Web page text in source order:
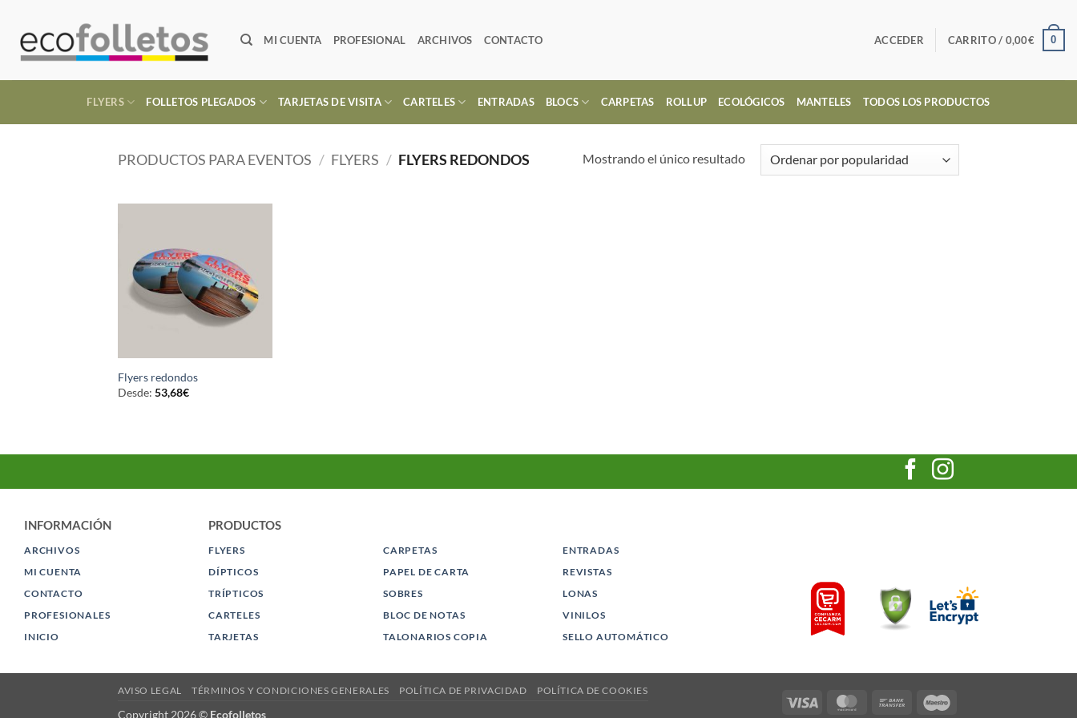
contenido
MI CUENTA PROFESIONAL ARCHIVOS CONTACTO ACCEDER CARRITO / 0,00€ 0
FLYERS FOLLETOS PLEGADOS TARJETAS DE VISITA CARTELES ENTRADAS BLOCS CARPETAS ROLLUP ECOLÓGICOS MANTELES TODOS LOS PRODUCTOS
PRODUCTOS PARA EVENTOS / FLYERS / FLYERS REDONDOS Mostrando el único resultado
Flyers redondos
Desde: 53,68€
INFORMACIÓN
ARCHIVOS
MI CUENTA
CONTACTO
PROFESIONALES
INICIO
PRODUCTOS
FLYERS
DÍPTICOS
TRÍPTICOS
CARTELES
TARJETAS
CARPETAS
PAPEL DE CARTA
SOBRES
BLOC DE NOTAS
TALONARIOS COPIA
ENTRADAS
REVISTAS
LONAS
VINILOS
SELLO AUTOMÁTICO
Visa MasterCardBank
AVISO LEGAL TÉRMINOS Y CONDICIONES GENERALES POLÍTICA DE PRIVACIDAD POLÍTICA DE COOKIES
Copyright 2026 © Ecofolletos